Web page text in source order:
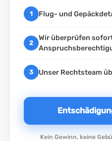
1 Flug- und
2
Wir überprüfen
3 Unser Rechtsteam
Kein Gewinn, keine